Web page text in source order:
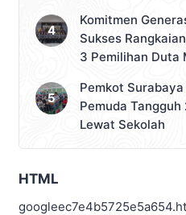
Komitmen
Sukses
3 Pemilihan Duta
Pemkot
Pemuda
Lewat Sekolah
HTML